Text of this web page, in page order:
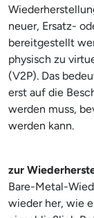
neuer, Ersatz-
bereitgestellt
physisch zu
(V2P). Das
erst auf die
werden muss,
werden kann.
zur
Bare-Metal-
wieder her, wie